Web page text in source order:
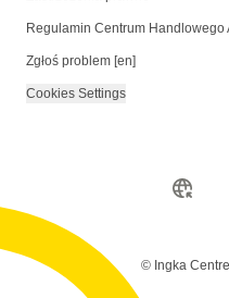
Regulamin Centrum Handlowego
Zgłoś problem [en]
Cookies Settings
© Ingka